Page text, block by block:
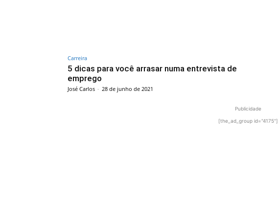
Carreira
5 dicas para você arrasar numa entrevista de
emprego
José Carlos - 28 de junho de 2021
Publicidade
[the_ad_group id="4175"]